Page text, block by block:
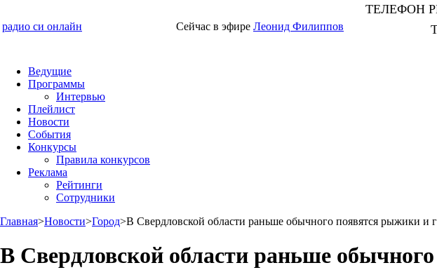
радио си онлайн Сейчас в эфире Леонид Филиппов
ТЕЛЕФОН
Ведущие
Программы
Интервью
Плейлист
Новости
События
Конкурсы
Правила конкурсов
Реклама
Рейтинги
Сотрудники
Главная>Новости>Город>В Свердловской области раньше обычного появятся рыжики и
В Свердловской области раньше